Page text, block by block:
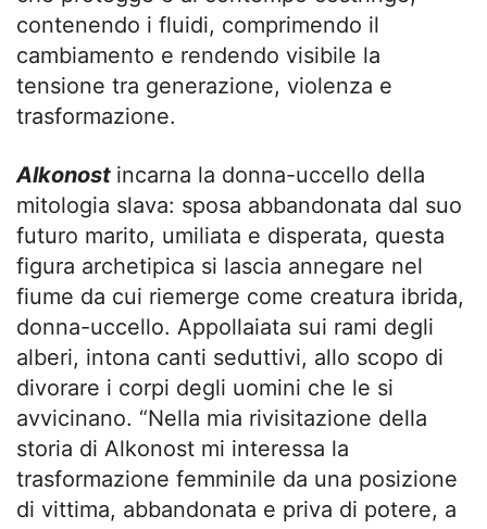
contenendo i fluidi, comprimendo il
cambiamento e rendendo visibile la
tensione tra generazione, violenza e
trasformazione.
Alkonost incarna la donna-uccello della
mitologia slava: sposa abbandonata dal suo
futuro marito, umiliata e disperata, questa
figura archetipica si lascia annegare nel
fiume da cui riemerge come creatura ibrida,
donna-uccello. Appollaiata sui rami degli
alberi, intona canti seduttivi, allo scopo di
divorare i corpi degli uomini che le si
avvicinano. “Nella mia rivisitazione della
storia di Alkonost mi interessa la
trasformazione femminile da una posizione
di vittima, abbandonata e priva di potere, a